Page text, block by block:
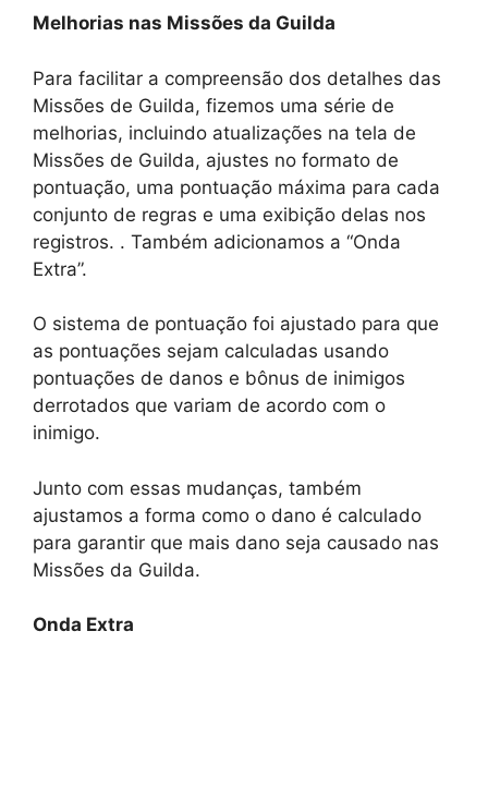
Melhorias nas Missões da Guilda
Para facilitar a compreensão dos detalhes das
Missões de Guilda, fizemos uma série de
melhorias, incluindo atualizações na tela de
Missões de Guilda, ajustes no formato de
pontuação, uma pontuação máxima para cada
conjunto de regras e uma exibição delas nos
registros. . Também adicionamos a “Onda
Extra”.
O sistema de pontuação foi ajustado para que
as pontuações sejam calculadas usando
pontuações de danos e bônus de inimigos
derrotados que variam de acordo com o
inimigo.
Junto com essas mudanças, também
ajustamos a forma como o dano é calculado
para garantir que mais dano seja causado nas
Missões da Guilda.
Onda Extra